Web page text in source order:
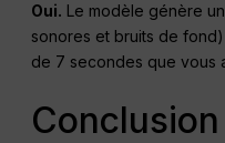
Oui. Le modèle génère
sonores et bruits de
de 7 secondes que vous
Conclusion